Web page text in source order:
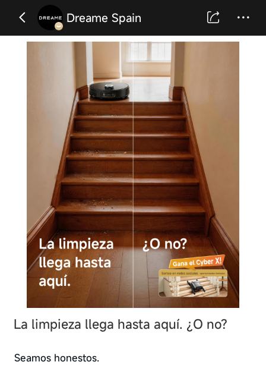
Dreame Spain
La limpieza llega hasta aquí. ¿O no?
Seamos honestos.